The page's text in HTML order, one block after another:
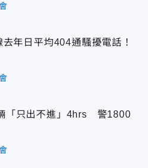
年日平均404通騷擾電話！
「只出不進」4hrs 警1800